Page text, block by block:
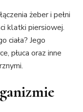
żeber i pełni
klatki piersiowej.
ciała? Jego
płuca oraz inne